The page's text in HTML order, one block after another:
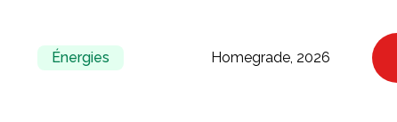
Énergies Homegrade, 2026